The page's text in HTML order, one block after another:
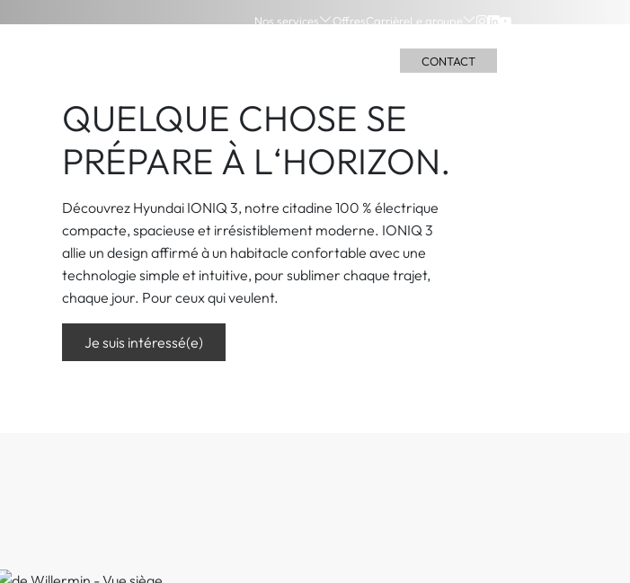
Nos services OffresCarrièreLe groupe
CONTACT
QUELQUE CHOSE SE
PRÉPARE À L‘HORIZON.
Découvrez Hyundai IONIQ 3, notre citadine 100 % électrique
compacte, spacieuse et irrésistiblement moderne. IONIQ 3
allie un design affirmé à un habitacle confortable avec une
technologie simple et intuitive, pour sublimer chaque trajet,
chaque jour. Pour ceux qui veulent.
Je suis intéressé(e)